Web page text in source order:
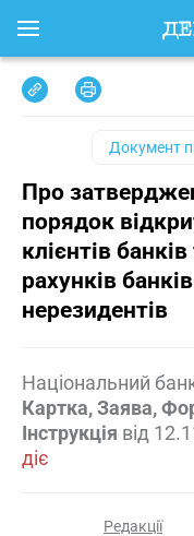
Документ
Про
порядок
клієнтів
рахунків
нерезидентів
Національний
Картка, Заява,
Інструкція від
діє
Редакції